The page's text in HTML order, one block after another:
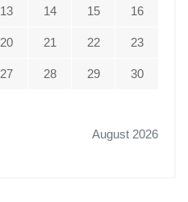
August 2026
13 14 15 16
20 21 22 23
27 28 29 30